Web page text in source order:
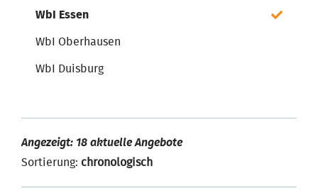
WbI Essen
WbI Oberhausen
WbI Duisburg
Angezeigt: 18 aktuelle Angebote
Sortierung: chronologisch